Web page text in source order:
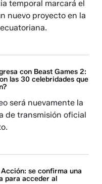
temporal marcará el
nuevo proyecto en la
con Beast Games 2:
las 30 celebridades que
será nuevamente la
de transmisión oficial
Acción: se confirma una
para acceder al